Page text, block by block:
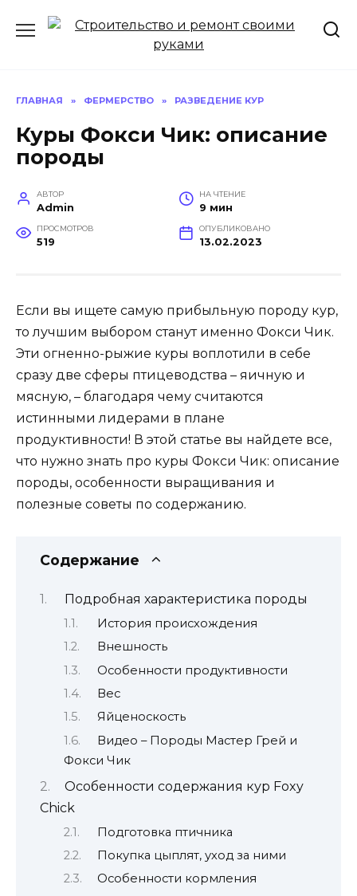
ГЛАВНАЯ » ФЕРМЕРСТВО » РАЗВЕДЕНИЕ КУР
Куры Фокси Чик: описание
породы
АВТОР
Admin
НА ЧТЕНИЕ
9 мин
ПРОСМОТРОВ
519
ОПУБЛИКОВАНО
13.02.2023
Если вы ищете самую прибыльную породу кур,
то лучшим выбором станут именно Фокси Чик.
Эти огненно-рыжие куры воплотили в себе
сразу две сферы птицеводства – яичную и
мясную, – благодаря чему считаются
истинными лидерами в плане
продуктивности! В этой статье вы найдете все,
что нужно знать про куры Фокси Чик: описание
породы, особенности выращивания и
полезные советы по содержанию.
Содержание
Подробная характеристика породы
История происхождения
Внешность
Особенности продуктивности
Вес
Яйценоскость
Видео – Породы Мастер Грей и
Фокси Чик
Особенности содержания кур Foxy
Chick
Подготовка птичника
Покупка цыплят, уход за ними
Особенности кормления